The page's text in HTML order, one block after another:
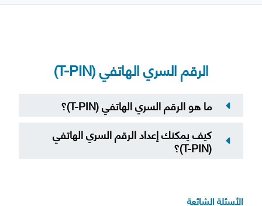
الرقم السري الهاتفي (T-PIN)
ما هو الرقم السري الهاتفي (T-PIN)؟
كيف يمكنك إعداد الرقم السري الهاتفي
(T-PIN)؟
الأسئلة الشائعة